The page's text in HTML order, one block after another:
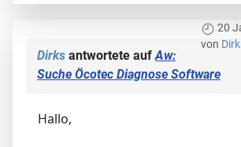
20
von
Dirks antwortete aufAw:
Suche Öcotec Diagnose Software
Hallo,